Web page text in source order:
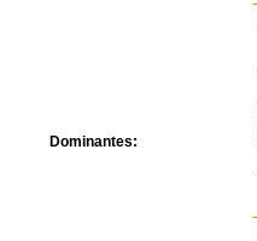
Dominantes: